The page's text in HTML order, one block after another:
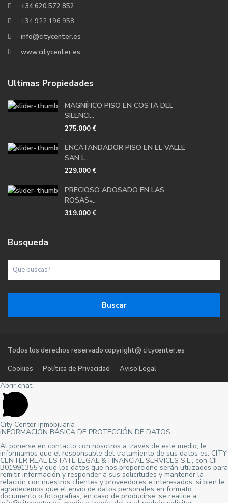
+34 620.572.852
+34 922.196.958
info@citycenter.es
www.citycenter.es
Ultimas Propiedades
MAGNÍFICO PISO EN COSTA DEL
SILENCI...
275.000 €
ENCATANDADOR PISO EN EL VALLE
SAN L...
229.000 €
PRECIOSO ADOSADO EN LAS
ROSAS ̵...
319.000 €
Busqueda
Buscar
Todos los derechos reservado copyright@ citycenter.es
Cookies
Política de Privacidad Aviso Legal
Abrir chat
City Center Inmobiliaria
INFORMACIÓN BÁSICA DE PROTECCIÓN DE DATOS
Al ponerse en contacto con nosotros a través de este medio, le
informamos que el responsable del tratamiento de sus datos es: CITY
CENTER REAL ESTATE LEGAL & FINANCIAL SERVICES S.L., con CIF
B01991355 y que los datos que nos proporcione serán utilizados para
remitir información y responder a sus solicitudes y mantener la
relación con nuestros clientes y proveedores e interesados, si bien le
agradecemos que el envío de datos personales en formato
documento o fotografías, en caso de producirse, se realice a